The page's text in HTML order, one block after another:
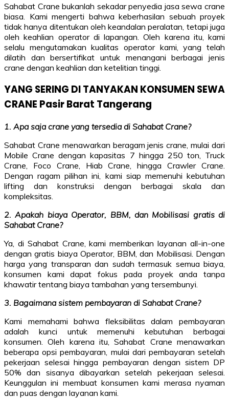
Sahabat Crane bukanlah sekadar penyedia jasa sewa crane
biasa. Kami mengerti bahwa keberhasilan sebuah proyek
tidak hanya ditentukan oleh keandalan peralatan, tetapi juga
oleh keahlian operator di lapangan. Oleh karena itu, kami
selalu mengutamakan kualitas operator kami, yang telah
dilatih dan bersertifikat untuk menangani berbagai jenis
crane dengan keahlian dan ketelitian tinggi.
YANG SERING DI TANYAKAN KONSUMEN SEWA
CRANE Pasir Barat Tangerang
1. Apa saja crane yang tersedia di Sahabat Crane?
Sahabat Crane menawarkan beragam jenis crane, mulai dari
Mobile Crane dengan kapasitas 7 hingga 250 ton, Truck
Crane, Foco Crane, Hiab Crane, hingga Crawler Crane.
Dengan ragam pilihan ini, kami siap memenuhi kebutuhan
lifting dan konstruksi dengan berbagai skala dan
kompleksitas.
2. Apakah biaya Operator, BBM, dan Mobilisasi gratis di
Sahabat Crane?
Ya, di Sahabat Crane, kami memberikan layanan all-in-one
dengan gratis biaya Operator, BBM, dan Mobilisasi. Dengan
harga yang transparan dan sudah termasuk semua biaya,
konsumen kami dapat fokus pada proyek anda tanpa
khawatir tentang biaya tambahan yang tersembunyi.
3. Bagaimana sistem pembayaran di Sahabat Crane?
Kami memahami bahwa fleksibilitas dalam pembayaran
adalah kunci untuk memenuhi kebutuhan berbagai
konsumen. Oleh karena itu, Sahabat Crane menawarkan
beberapa opsi pembayaran, mulai dari pembayaran setelah
pekerjaan selesai hingga pembayaran dengan sistem DP
50% dan sisanya dibayarkan setelah pekerjaan selesai.
Keunggulan ini membuat konsumen kami merasa nyaman
dan puas dengan layanan kami.